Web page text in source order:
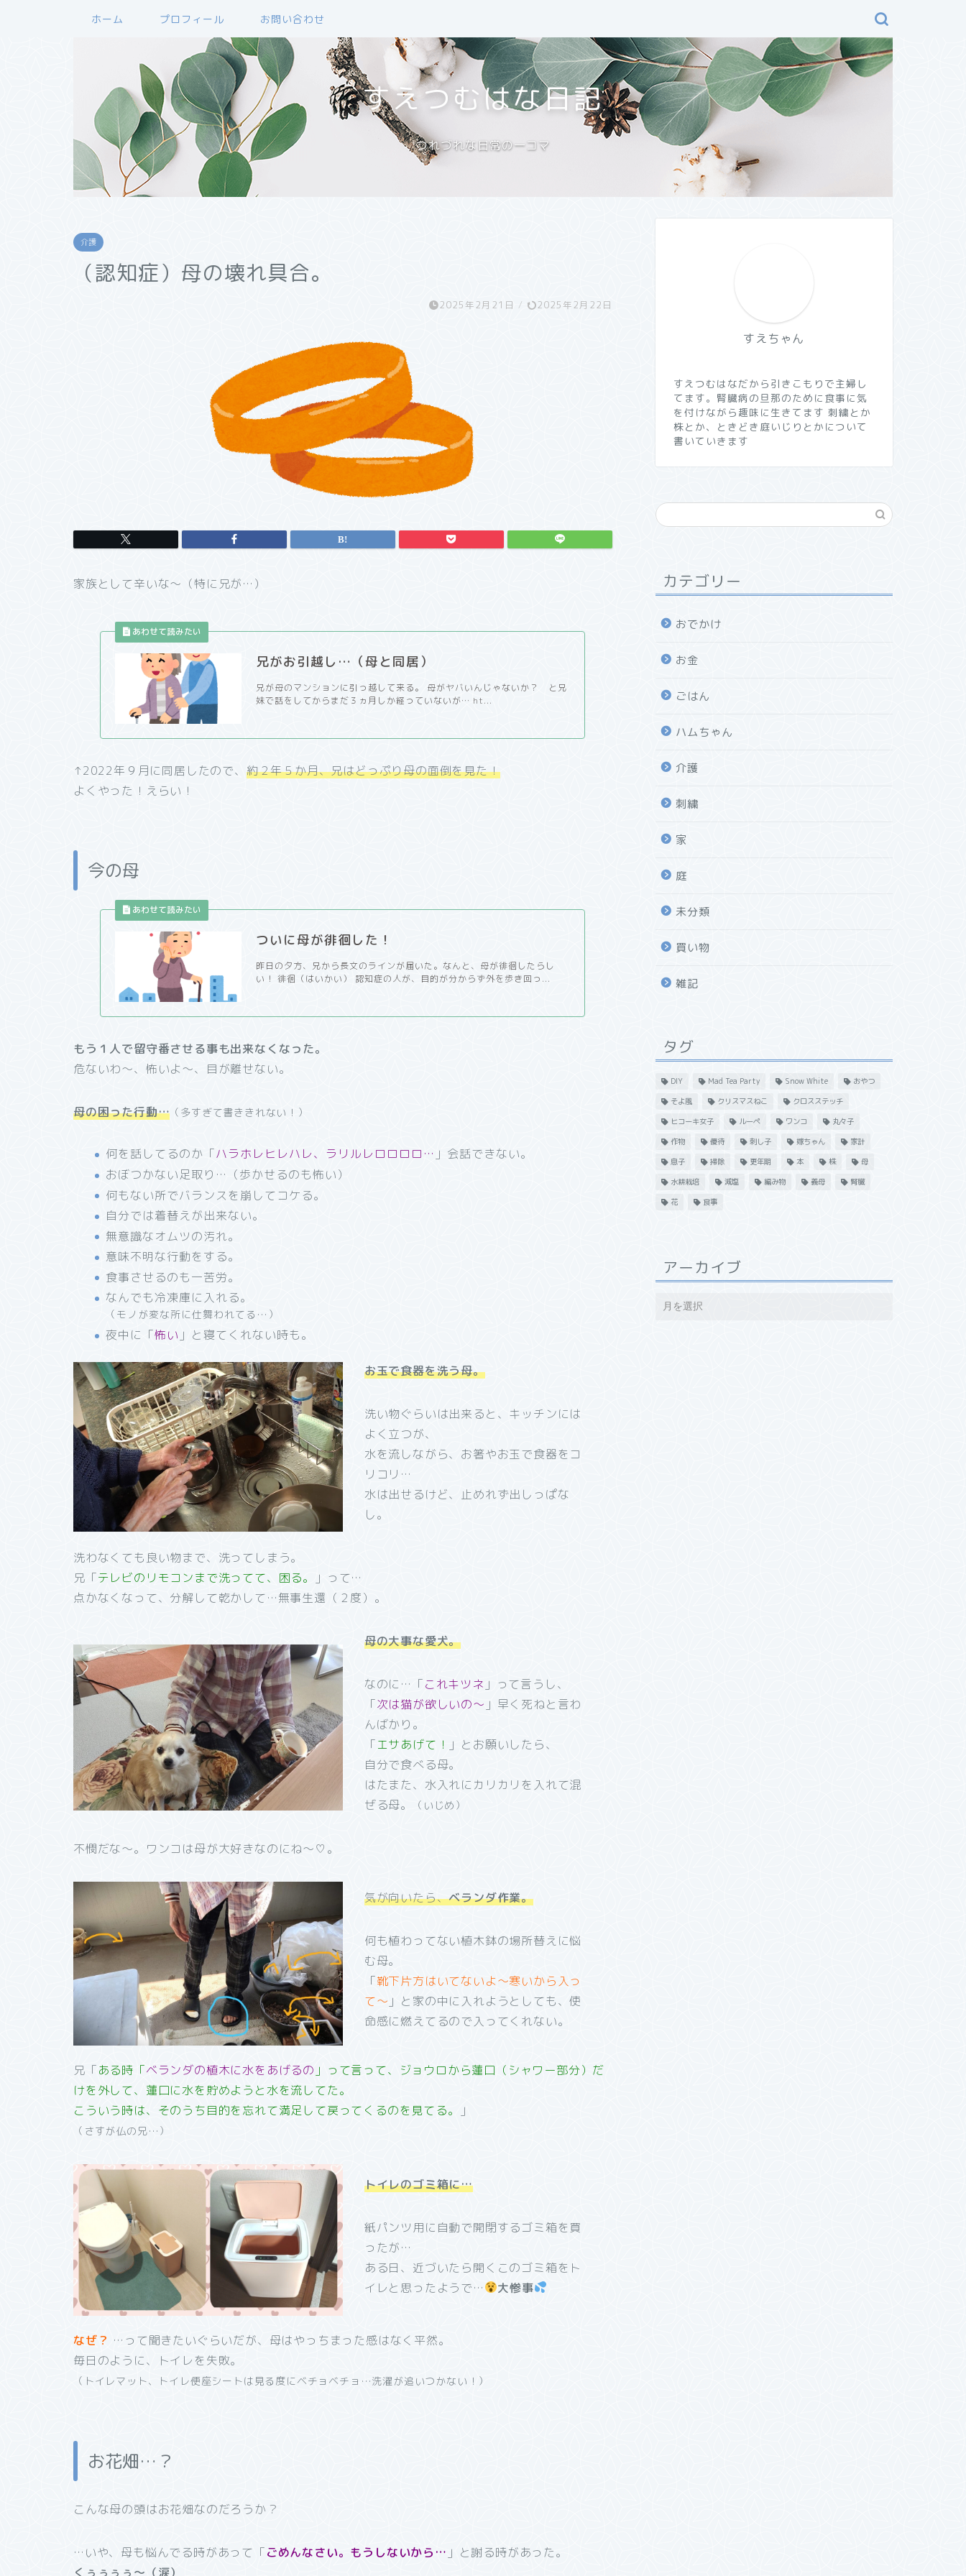
ホーム プロフィール お問い合わせ
すえつむはな日記
つれづれな日常の一コマ
介護
（認知症）母の壊れ具合。
2025年2月21日 / 2025年2月22日
家族として辛いな～（特に兄が…）
兄がお引越し…（母と同居）
兄が母のマンションに引っ越して来る。 母がヤバいんじゃないか？ と兄
妹で話をしてからまだ３ヵ月しか経っていないが… ht...
↑2022年９月に同居したので、 約２年５か月、兄はどっぷり母の面倒を見た！
よくやった！えらい！
今の母
ついに母が徘徊した！
昨日の夕方、兄から長文のラインが届いた。なんと、母が徘徊したらし
い！ 徘徊（はいかい） 認知症の人が、目的が分からず外を歩き回っ...
もう１人で留守番させる事も出来なくなった。
危ないわ～、怖いよ～、目が離せない。
母の困った行動… （多すぎて書ききれない！）
何を話してるのか「ハラホレヒレハレ、ラリルレロロロロ… 」会話できない。
おぼつかない足取り…（歩かせるのも怖い）
何もない所でバランスを崩してコケる。
自分では着替えが出来ない。
無意識なオムツの汚れ。
意味不明な行動をする。
食事させるのも一苦労。
なんでも冷凍庫に入れる。
（モノが変な所に仕舞われてる…）
夜中に「怖い 」と寝てくれない時も。
お玉で食器を洗う母。
洗い物ぐらいは出来ると、キッチンには
よく立つが、
水を流しながら、お箸やお玉で食器をコ
リコリ…
水は出せるけど、止めれず出しっぱな
し。
洗わなくても良い物まで、洗ってしまう。
兄「テレビのリモコンまで洗ってて、困る。
」って…
点かなくなって、分解して乾かして…無事生還（２度）。
母の大事な愛犬。
なのに…「これキツネ 」って言うし、
「次は猫が欲しいの～ 」早く死ねと言わ
んばかり。
「エサあげて！ 」とお願いしたら、
自分で食べる母。
はたまた、水入れにカリカリを入れて混
ぜる母。
（いじめ）
不憫だな～。ワンコは母が大好きなのにね～♡。
気が向いたら、ベランダ作業。
何も植わってない植木鉢の場所替えに悩
む母。
「靴下片方はいてないよ～寒いから入っ
て～ 」と家の中に入れようとしても、使
命感に燃えてるので入ってくれない。
兄「ある時「ベランダの植木に水をあげるの 」って言って、ジョウロから蓮口（シャワー部分）だ
けを外して、蓮口に水を貯めようと水を流してた。
こういう時は、そのうち目的を忘れて満足して戻ってくるのを見てる。
」
（さすが仏の兄…）
トイレのゴミ箱に…
紙パンツ用に自動で開閉するゴミ箱を買
ったが…
ある日、近づいたら開くこのゴミ箱をト
イレと思ったようで…
大惨事
なぜ？ …って聞きたいぐらいだが、母はやっちまった感はなく平然。
毎日のように、トイレを失敗。
（トイレマット、トイレ便座シートは見る度にベチョベチョ…洗濯が追いつかない！）
お花畑…？
こんな母の頭はお花畑なのだろうか？
…いや、母も悩んでる時があって「ごめんなさい。もうしないから… 」と謝る時があった。
くぅぅぅぅ～（涙）
すえちゃん
すえつむはなだから引きこもりで主婦し
てます。腎臓病の旦那のために食事に気
を付けながら趣味に生きてます 刺繍とか
株とか、ときどき庭いじりとかについて
書いていきます
カテゴリー
おでかけ
お金
ごはん
ハムちゃん
介護
刺繍
家
庭
未分類
買い物
雑記
タグ
DIY Mad Tea Party Snow White
おやつ
そよ風
クリスマスねこ
クロスステッチ
ヒコーキ女子
ルーペ ワンコ
丸々子
作物
優待 刺し子 嫁ちゃん
家計
息子
掃除 更年期 本 株
母
水耕栽培
減塩 編み物 義母
腎臓
花
食事
アーカイブ